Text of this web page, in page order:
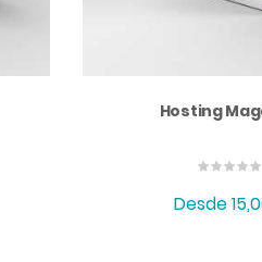
Hosting
Desde